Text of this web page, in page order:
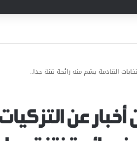
القادمة يشم منه رائحة نتنة جدا..
عن